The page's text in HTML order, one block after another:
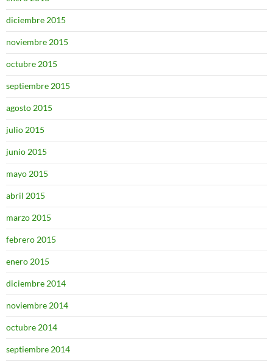
diciembre 2015
noviembre 2015
octubre 2015
septiembre 2015
agosto 2015
julio 2015
junio 2015
mayo 2015
abril 2015
marzo 2015
febrero 2015
enero 2015
diciembre 2014
noviembre 2014
octubre 2014
septiembre 2014